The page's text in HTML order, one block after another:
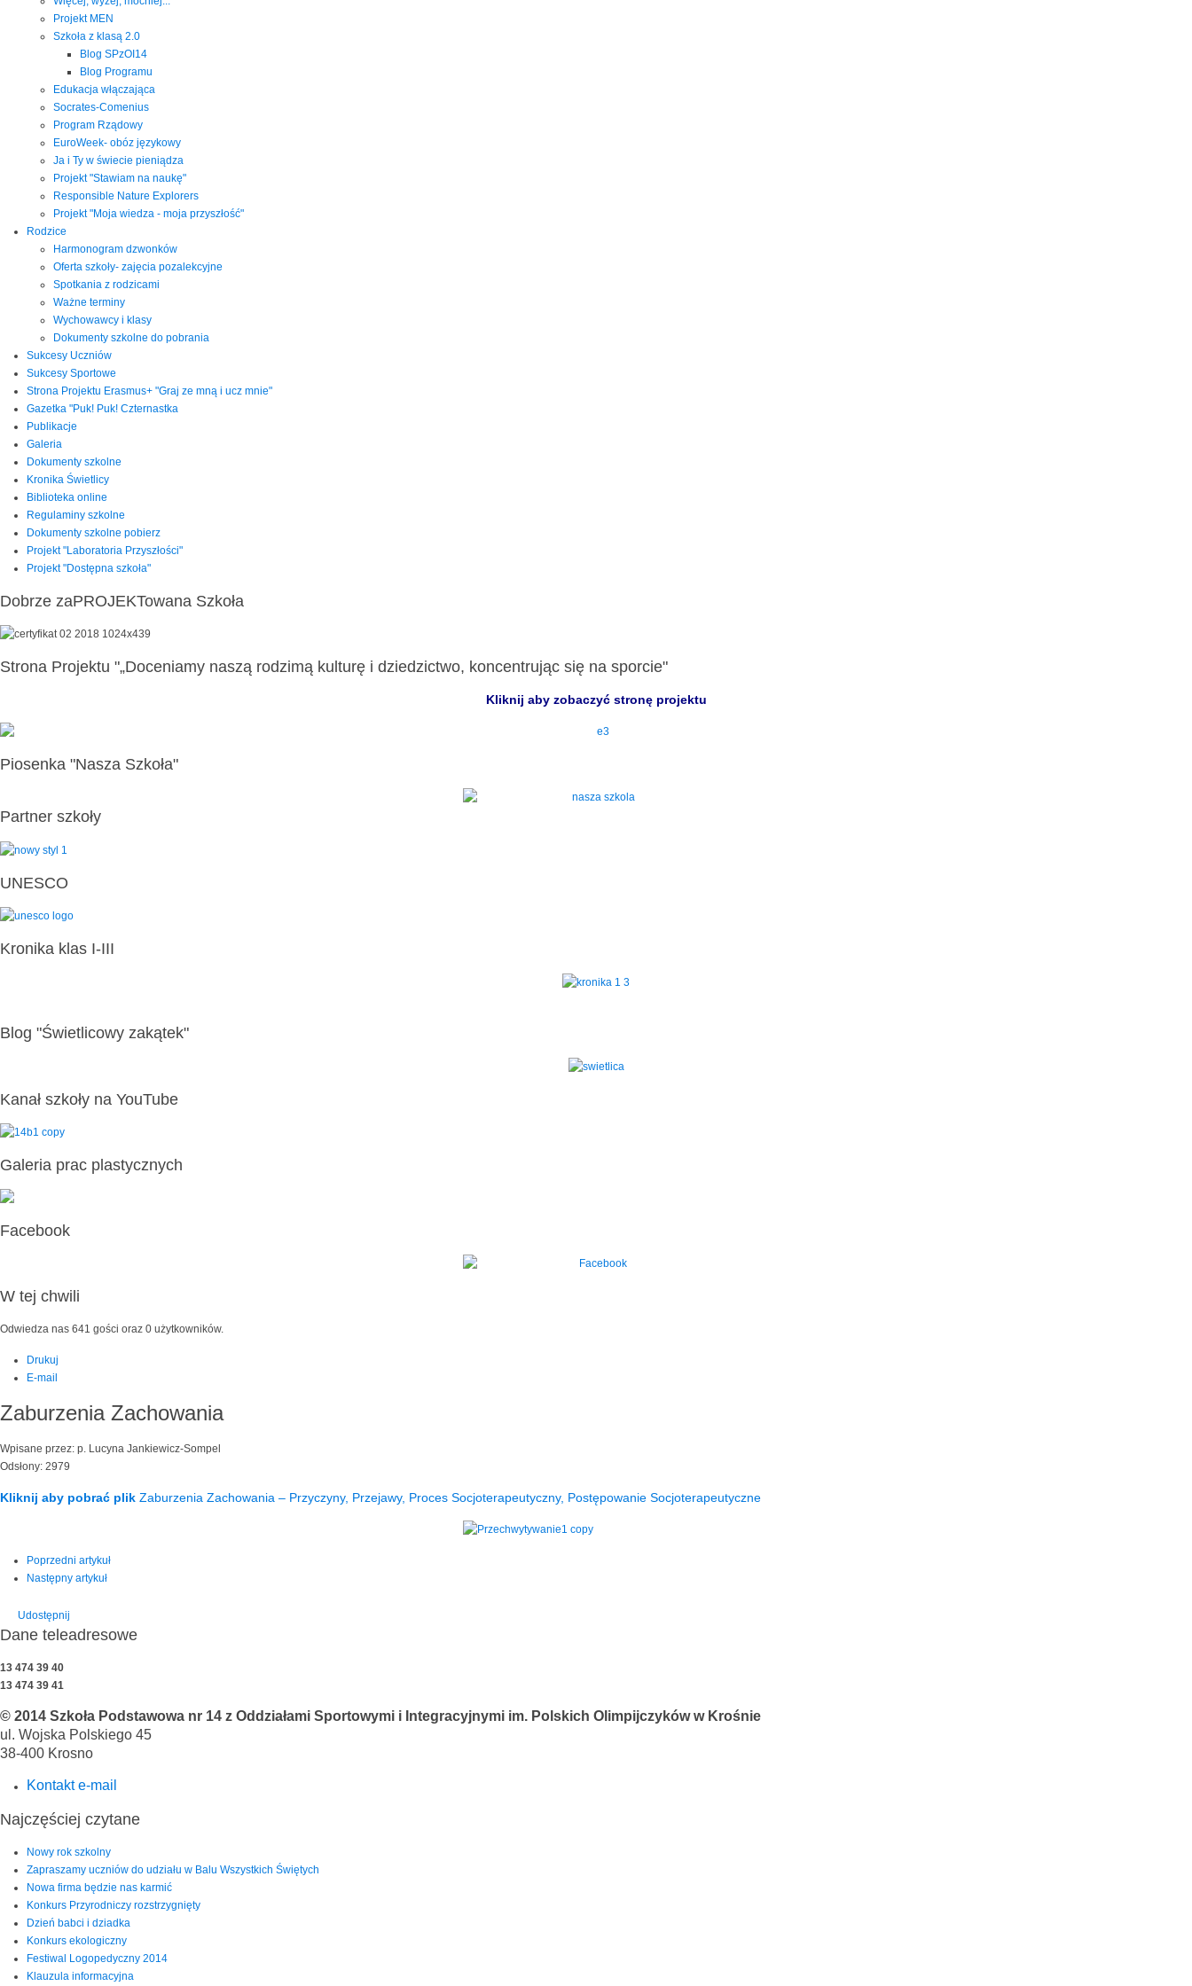
Projekt MEN
Szkoła z klasą 2.0
Blog SPzOI14
Blog Programu
Edukacja włączająca
Socrates-Comenius
Program Rządowy
EuroWeek- obóz językowy
Ja i Ty w świecie pieniądza
Projekt "Stawiam na naukę"
Responsible Nature Explorers
Projekt "Moja wiedza - moja przyszłość"
Rodzice
Harmonogram dzwonków
Oferta szkoły- zajęcia pozalekcyjne
Spotkania z rodzicami
Ważne terminy
Wychowawcy i klasy
Dokumenty szkolne do pobrania
Sukcesy Uczniów
Sukcesy Sportowe
Strona Projektu Erasmus+ "Graj ze mną i ucz mnie"
Gazetka "Puk! Puk! Czternastka
Publikacje
Galeria
Dokumenty szkolne
Kronika Świetlicy
Biblioteka online
Regulaminy szkolne
Dokumenty szkolne pobierz
Projekt "Laboratoria Przyszłości"
Projekt "Dostępna szkoła"
Dobrze zaPROJEKTowana Szkoła
Strona Projektu "„Doceniamy naszą rodzimą kulturę i dziedzictwo, koncentrując się na sporcie"
Kliknij aby zobaczyć stronę projektu
Piosenka "Nasza Szkoła"
Partner szkoły
UNESCO
Kronika klas I-III
Blog "Świetlicowy zakątek"
Kanał szkoły na YouTube
Galeria prac plastycznych
Facebook
W tej chwili
Odwiedza nas 641 gości oraz 0 użytkowników.
Drukuj
E-mail
Zaburzenia Zachowania
Wpisane przez: p. Lucyna Jankiewicz-Sompel
Odsłony: 2979
Kliknij aby pobrać plik Zaburzenia Zachowania – Przyczyny, Przejawy, Proces Socjoterapeutyczny, Postępowanie Socjoterapeutyczne
Poprzedni artykuł
Następny artykuł
Udostępnij
Dane teleadresowe
13 474 39 40
13 474 39 41
© 2014 Szkoła Podstawowa nr 14 z Oddziałami Sportowymi i Integracyjnymi im. Polskich Olimpijczyków w Krośnie
ul. Wojska Polskiego 45
38-400 Krosno
Kontakt e-mail
Najczęściej czytane
Nowy rok szkolny
Zapraszamy uczniów do udziału w Balu Wszystkich Świętych
Nowa firma będzie nas karmić
Konkurs Przyrodniczy rozstrzygnięty
Dzień babci i dziadka
Konkurs ekologiczny
Festiwal Logopedyczny 2014
Klauzula informacyjna